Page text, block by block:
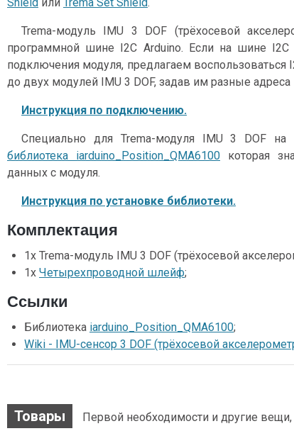
Shield или Trema Set Shield.
Trema-модуль IMU 3 DOF (трёхосевой
программной шине I2C Arduino. Если на шине I2C
подключения модуля, предлагаем
до двух модулей IMU 3 DOF, задав им разные
Инструкция по подключению.
Специально для Trema-модуля IMU 3 DOF на
библиотека iarduino_Position_QMA6100 которая
данных с модуля.
Инструкция по установке библиотеки.
Комплектация
1x Trema-модуль IMU 3 DOF (трёхосевой
1x Четырехпроводной шлейф;
Ссылки
Библиотека iarduino_Position_QMA6100;
Wiki - IMU-сенсор 3 DOF (трёхосевой
Товары Первой необходимости и другие